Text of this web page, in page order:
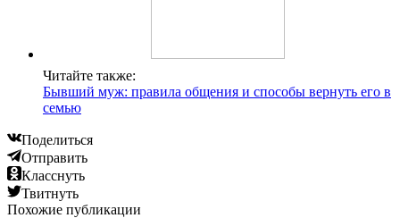
Читайте также:
Бывший муж: правила общения и способы вернуть его в
семью
Поделиться
Отправить
Класснуть
Твитнуть
Похожие публикации